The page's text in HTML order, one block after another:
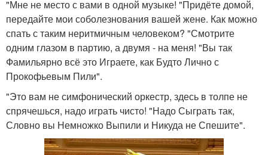
"Мне не место с вами в одной музыке! "Придёте домой,
передайте мои соболезнования вашей жене. Как можно
спать с таким неритмичным человеком? "Смотрите
одним глазом в партию, а двумя - на меня! "Вы так
Фамильярно всё это Играете, как Будто Лично с
Прокофьевым Пили".
"Это вам не симфонический оркестр, здесь в толпе не
спрячешься, надо играть чисто! "Надо Сыграть так,
Словно вы Немножко Выпили и Никуда не Спешите".